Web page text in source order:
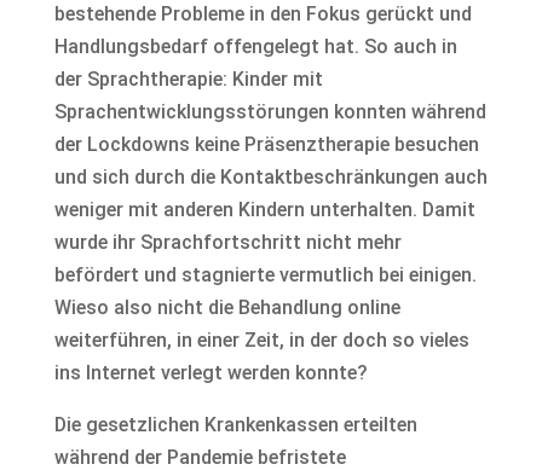
bestehende Probleme in den Fokus gerückt und
Handlungsbedarf offengelegt hat. So auch in
der Sprachtherapie: Kinder mit
Sprachentwicklungsstörungen konnten während
der Lockdowns keine Präsenztherapie besuchen
und sich durch die Kontaktbeschränkungen auch
weniger mit anderen Kindern unterhalten. Damit
wurde ihr Sprachfortschritt nicht mehr
befördert und stagnierte vermutlich bei einigen.
Wieso also nicht die Behandlung online
weiterführen, in einer Zeit, in der doch so vieles
ins Internet verlegt werden konnte?
Die gesetzlichen Krankenkassen erteilten
während der Pandemie befristete